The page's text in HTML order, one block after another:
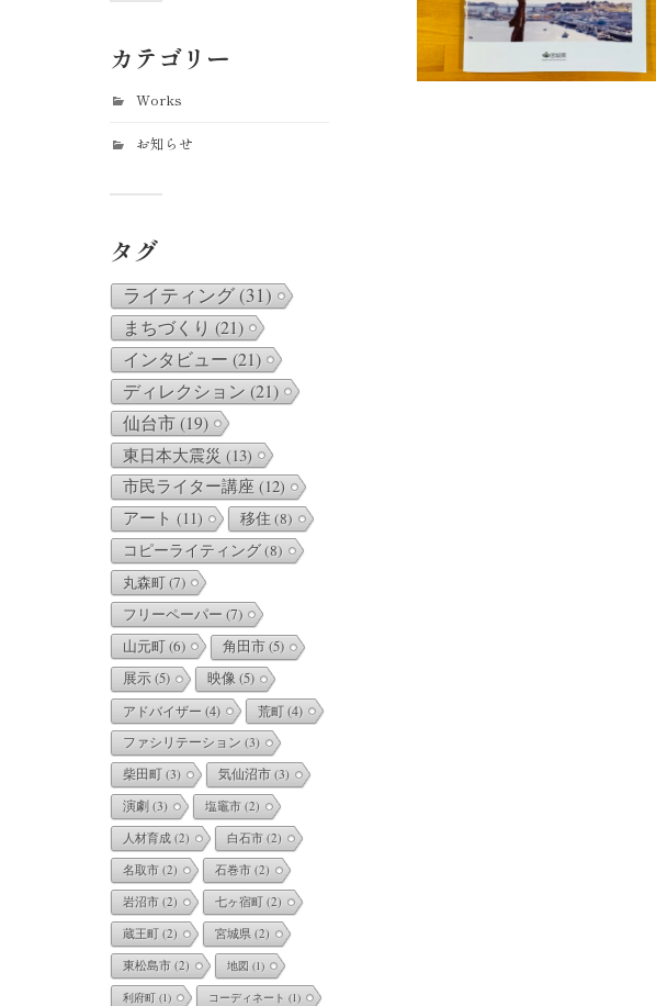
カテゴリー
Works
お知らせ
タグ
ライティング(31)
まちづくり (21)
インタビュー (21)
ディレクション (21)
仙台市(19)
東日本大震災 (13)
市民ライター講座 (12)
アート (11) 移住 (8)
コピーライティング(8)
丸森町(7)
フリーペーパー (7)
山元町(6) 角田市(5)
展示(5) 映像(5)
アドバイザー (4) 荒町(4)
ファシリテーション (3)
柴田町 (3) 気仙沼市 (3)
演劇 (3) 塩竈市 (2)
人材育成 (2) 白石市 (2)
名取市 (2) 石巻市 (2)
岩沼市 (2) 七ヶ宿町 (2)
蔵王町 (2) 宮城県 (2)
東松島市 (2) 地図 (1)
利府町 (1) コーディネート (1)